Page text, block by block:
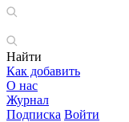
Найти
Как добавить
О нас
Журнал
Подписка Войти